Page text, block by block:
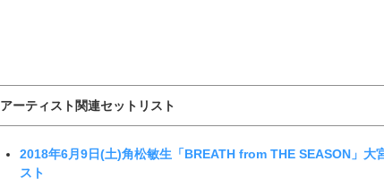
アーティスト関連セットリスト
2018年6月9日(土)角松敏生「BREATH from THE SEASON」大
スト